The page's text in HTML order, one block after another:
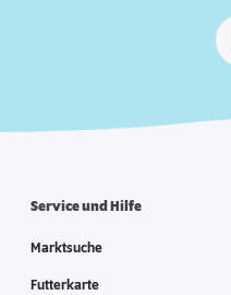
Service und Hilfe
Marktsuche
Futterkarte